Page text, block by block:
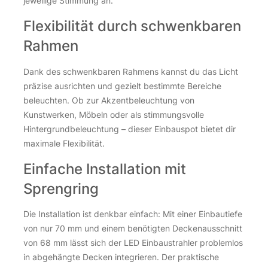
Flexibilität durch schwenkbaren
Rahmen
Dank des schwenkbaren Rahmens kannst du das Licht
präzise ausrichten und gezielt bestimmte Bereiche
beleuchten. Ob zur Akzentbeleuchtung von
Kunstwerken, Möbeln oder als stimmungsvolle
Hintergrundbeleuchtung – dieser Einbauspot bietet dir
maximale Flexibilität.
Einfache Installation mit
Sprengring
Die Installation ist denkbar einfach: Mit einer Einbautiefe
von nur 70 mm und einem benötigten Deckenausschnitt
von 68 mm lässt sich der LED Einbaustrahler problemlos
in abgehängte Decken integrieren. Der praktische